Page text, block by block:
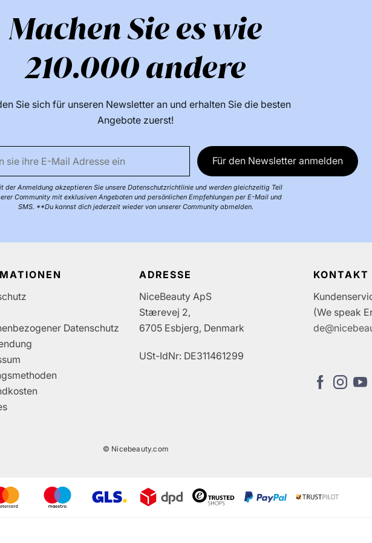
ETHYLHEXYLSALICYLAT, TRIDECETH-
CHLORHEXIDINDIGLUCONAT,
ISOPROPYLALKOHOL, ALPHA-
ZITRONENSÄURE, CITRONELLOL,
(DATEI C254891/1). Die Zutatenliste
Finden Sie Mehr von dieser Marke:
Machen Sie es wie
210.000 andere
Sie sich für unseren Newsletter an und erhalten Sie die besten
Angebote zuerst!
Für den Newsletter anmelden
der Anmeldung akzeptieren Sie unsere Datenschutzrichtlinie und werden gleichzeitig Teil
Community mit exklusiven Angeboten und persönlichen Empfehlungen per E-Mail und
SMS. **Du kannst dich jederzeit wieder von unserer Community abmelden.
Datenschutz
ADRESSE
NiceBeauty ApS
Stærevej 2,
6705 Esbjerg, Denmark
USt-IdNr: DE311461299
KONTAKT
(We speak
© Nicebeauty.com